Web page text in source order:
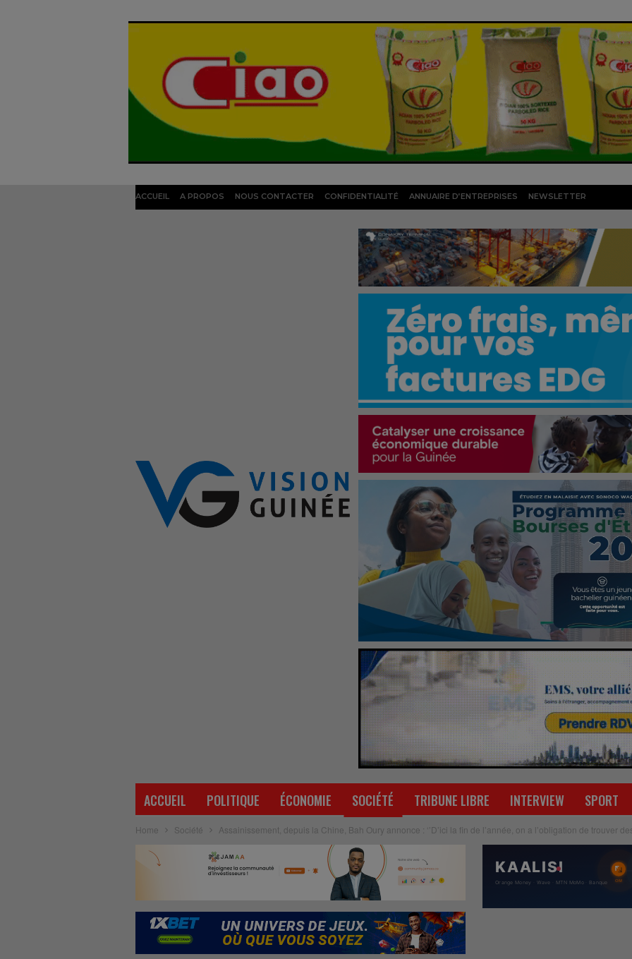
ACCUEIL A PROPOS NOUS CONTACTER CONFIDENTIALITÉ ANNUAIRE D’ENTREPRISES NEWSLETTER
ACCUEIL POLITIQUE ÉCONOMIE SOCIÉTÉ TRIBUNE LIBRE INTERVIEW SPORT
Home Société Assainissement, depuis la Chine, Bah Oury annonce : ‘’D’ici la fin de l’année, on a l’obligation de trouver